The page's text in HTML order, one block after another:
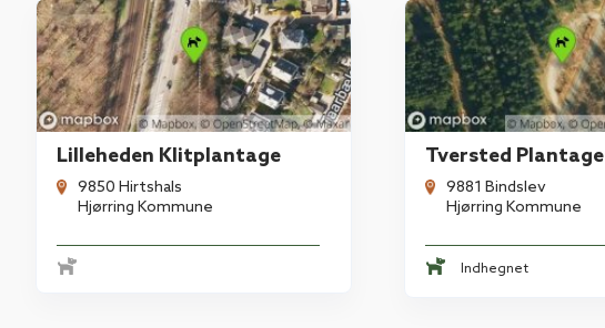
Lilleheden Klitplantage
9850 Hirtshals
Hjørring Kommune
Tversted Plantage
9881 Bindslev
Hjørring Kommune
Indhegnet